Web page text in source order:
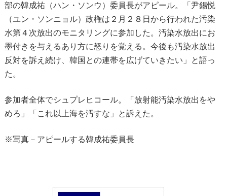
部の韓成祐（ハン・ソンウ）委員長がアピール。「尹錫悦
（ユン・ソンニョル）政権は２月２８日から行われた汚染
水第４次放出のモニタリングに参加した。汚染水放出にお
墨付きを与えるあり方に怒りを覚える。今後も汚染水放出
反対を訴え続け、韓国との連帯を広げていきたい」と語っ
た。
参加者全体でシュプレヒコール。「放射能汚染水放出をや
めろ」「これ以上海を汚すな」と訴えた。
※写真－アピールする韓成祐委員長